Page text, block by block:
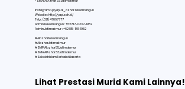
Instagram : @yapi.al_azhar.rawamangun
Website :http://yapi.sch.id/
Telp : (021) 47867777
Admin Rawamangun : +62 817-0337-1952
Admin Jatimakmur : +62 815-1191-1952
#AlazharRawamangun
#AlazharJatimakmur
#SMPIAlazhar55Jatimakmur
#SMAIAlAzhar33Jatimakmur
#SekolahIslamTerbaikdiJakarta
Lihat Prestasi Murid Kami Lainnya!